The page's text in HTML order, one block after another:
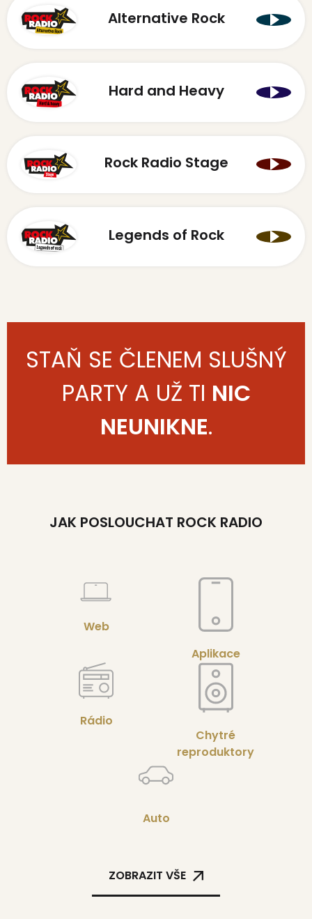
Alternative Rock
Hard and Heavy
Rock Radio Stage
Legends of Rock
STAŇ SE ČLENEM SLUŠNÝ
PARTY A UŽ TI NIC
NEUNIKNE.
JAK POSLOUCHAT ROCK RADIO
Web
Aplikace
Rádio
Chytré
reproduktory
Auto
ZOBRAZIT VŠE